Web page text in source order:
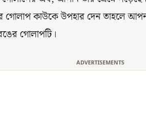
কাউকে উপহার দেন তাহলে
গোলাপটি।
ADVERTISEMENTS